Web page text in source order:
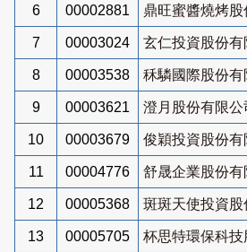
6 00002881 鼎旺蜜醬燒烤股
7 00003024 玄仁投資股份有
8 00003538 秝驎國際股份有
9 00003621 澄月股份有限公
10 00003679 俊穎投資股份有
11 00004776 舒晟企業股份有
12 00005368 斑斑天使投資股
13 00005705 杯思特環保科技